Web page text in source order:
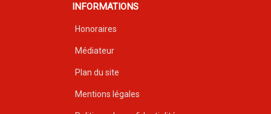
INFORMATIONS
Honoraires
Médiateur
Plan du site
Mentions légales